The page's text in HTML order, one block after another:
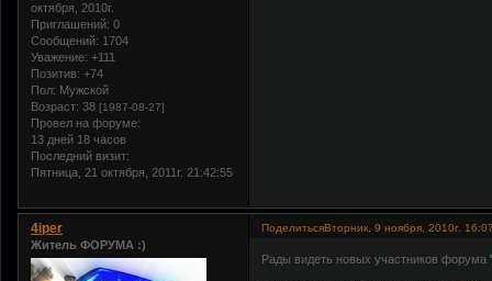
октября, 2010г.
Приглашений: 0
Сообщений: 1704
Уважение: +111
Позитив: +74
Пол: Мужской
Возраст: 38 [1987-08-27]
Провел на форуме:
13 дней 18 часов
Последний визит:
Пятница, 21 октября, 2011г. 21:42:55
ПоделитьсяВторник, 9 ноября, 2010г.
4iper
Житель ФОРУМА :)
Рады видеть новых участников форума